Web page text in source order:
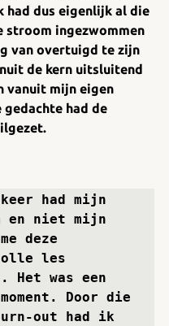
had dus eigenlijk al die
stroom ingezwommen
van overtuigd te zijn
de kern uitsluitend
vanuit mijn eigen
had de
had mijn
en niet mijn
deze
les
Het was een
Door die
out had ik